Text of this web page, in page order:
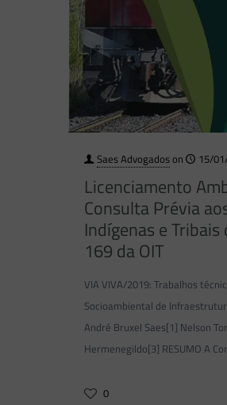
Saes Advogadoson 15/
Licenciamento
Consulta Prévia
Indígenas e
169 da OIT
VIA VIVA/2019: Trabalhos
Socioambiental de
André Bruxel Saes[1] Nelson
Hermenegildo[3] RESUMO A
0